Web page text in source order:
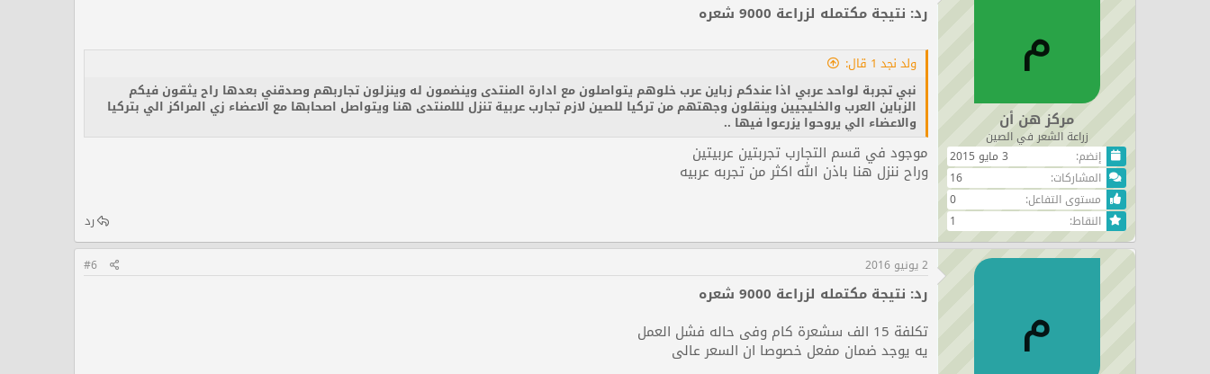
م
مركز هن أن
زراعة الشعر في الصين
إنضم
3 مايو 2015
المشاركات
16
مستوى التفاعل
0
النقاط
1
رد: نتيجة مكتمله لزراعة 9000 شعره
ولد نجد 1 قال:
نبي تجربة لواحد عربي اذا عندكم زباين عرب خلوهم يتواصلون مع ادارة المنتدى وينضمون له وينزلون تجاربهم وصدقني بعدها راح يثقون فيكم
الزباين العرب والخليجيين وينقلون وجهتهم من تركيا للصين لازم تجارب عربية تنزل لللمنتدى هنا ويتواصل اصحابها مع الاعضاء زي المراكز الي بتركيا
والاعضاء الي يروحوا يزرعوا فيها ..
موجود في قسم التجارب تجربتين عربيتين
وراح ننزل هنا باذن الله اكثر من تجربه عربيه
رد
م
2 يونيو 2016 #6
رد: نتيجة مكتمله لزراعة 9000 شعره
تكلفة 15 الف سشعرة كام وفى حاله فشل العمل
يه يوجد ضمان مفعل خصوصا ان السعر عالى